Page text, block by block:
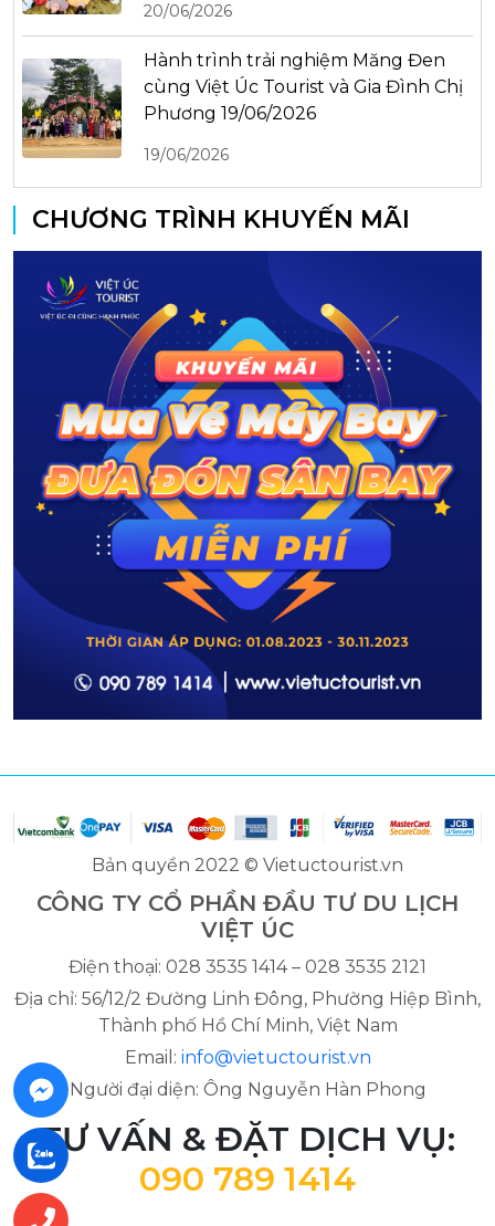
20/06/2026
Hành trình trải nghiệm Măng Đen
cùng Việt Úc Tourist và Gia Đình Chị
Phương 19/06/2026
19/06/2026
CHƯƠNG TRÌNH KHUYẾN MÃI
Bản quyền 2022 © Vietuctourist.vn
CÔNG TY CỔ PHẦN ĐẦU TƯ DU LỊCH
VIỆT ÚC
Điện thoại: 028 3535 1414 – 028 3535 2121
Địa chỉ: 56/12/2 Đường Linh Đông, Phường Hiệp Bình,
Thành phố Hồ Chí Minh, Việt Nam
Email: info@vietuctourist.vn
Người đại diện: Ông Nguyễn Hàn Phong
TƯ VẤN & ĐẶT DỊCH VỤ:
090 789 1414